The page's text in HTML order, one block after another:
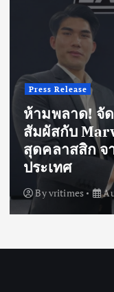
Press Release
ห้ามพลาด! จั
สัมผัสกับ
สุดคลาสสิก จ
ประเทศ
Byvritimes